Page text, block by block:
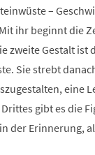
–
ihr beginnt die
zweite Gestalt ist
Sie strebt
eine
gibt es die
der Erinnerung,